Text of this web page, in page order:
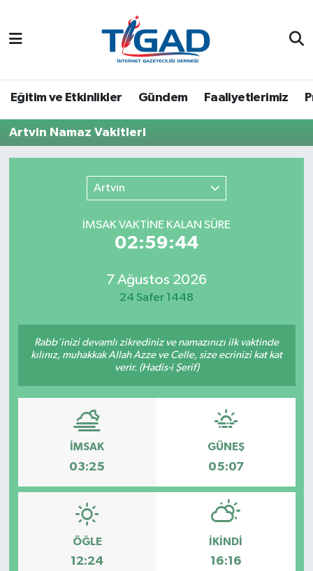
Eğitim ve Etkinlikler Gündem Faaliyetlerimiz
Artvin Namaz Vakitleri
Artvin
İMSAK VAKTİNE KALAN SÜRE
02:59:44
7 Ağustos 2026
24 Safer 1448
Rabb’inizi devamlı zikrediniz ve namazınızı ilk vaktinde
kılınız, muhakkak Allah Azze ve Celle, size ecrinizi kat kat
verir. (Hadis-i Şerif)
İMSAK
03:25
GÜNEŞ
05:07
ÖĞLE
12:24
İKINDI
16:16
Nöbetçi Eczaneler
Trafik Durumu
Puan Durumu ve Fikstür
Tüm Manşetler